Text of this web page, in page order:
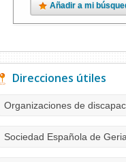
Añadir a mi
Direcciones útiles
Organizaciones de
Sociedad Española de